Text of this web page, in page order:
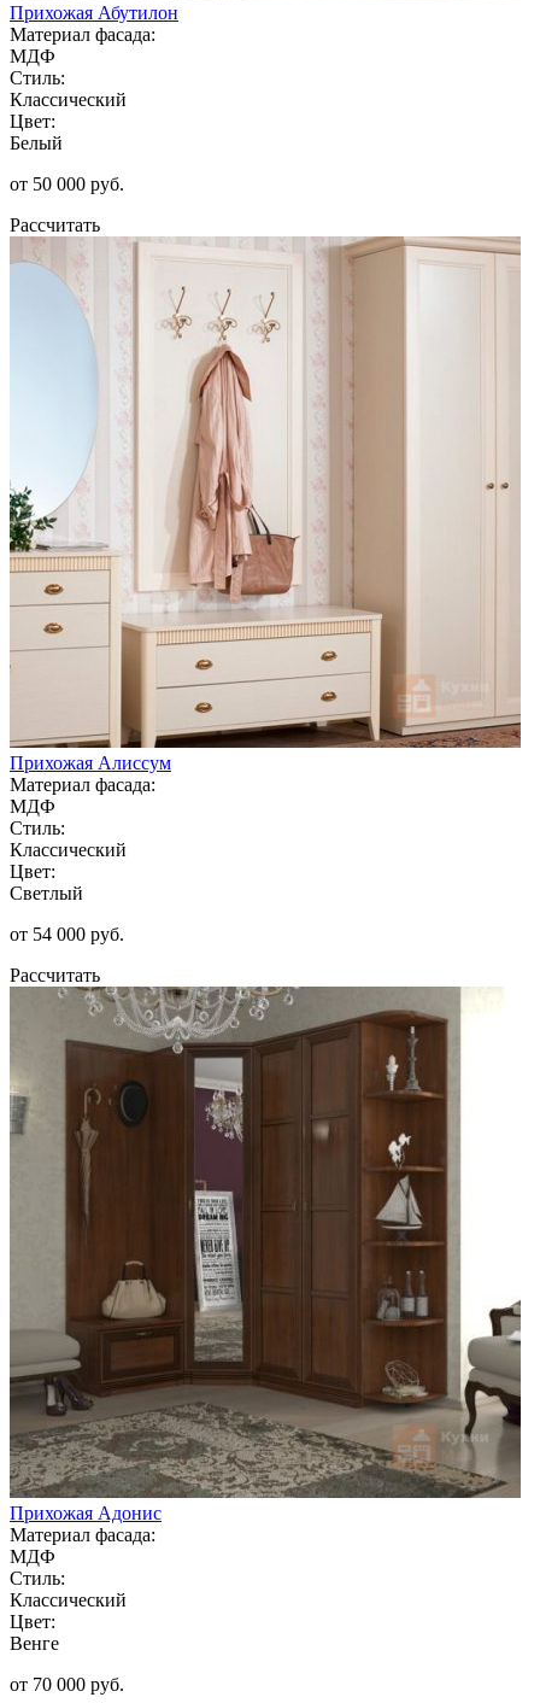
Прихожая Абутилон
Материал фасада:
МДФ
Стиль:
Классический
Цвет:
Белый
от 50 000 руб.
Рассчитать
Прихожая Алиссум
Материал фасада:
МДФ
Стиль:
Классический
Цвет:
Светлый
от 54 000 руб.
Рассчитать
Прихожая Адонис
Материал фасада:
МДФ
Стиль:
Классический
Цвет:
Венге
от 70 000 руб.